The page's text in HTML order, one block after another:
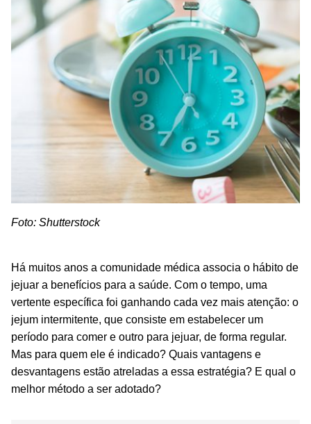
Foto: Shutterstock
Há muitos anos a comunidade médica associa o hábito de
jejuar a benefícios para a saúde. Com o tempo, uma
vertente específica foi ganhando cada vez mais atenção: o
jejum intermitente, que consiste em estabelecer um
período para comer e outro para jejuar, de forma regular.
Mas para quem ele é indicado? Quais vantagens e
desvantagens estão atreladas a essa estratégia? E qual o
melhor método a ser adotado?